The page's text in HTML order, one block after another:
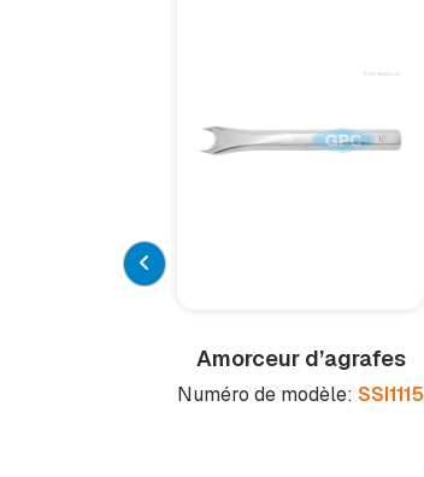
Amorceur d’agrafes
Numéro de modèle: SSI1115